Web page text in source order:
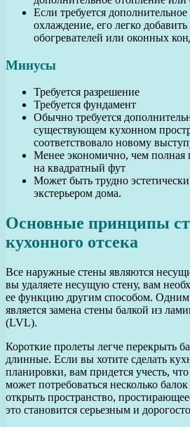
Если требуется
охлаждение, его легко
обогревателей или оконных
Минусы
Требуется разрешение
Требуется фундамент
Обычно требуется
существующем кухонном
соответствовало новому
Менее экономично, чем полная
на квадратный фут
Может быть трудно
экстерьером дома.
Основные принципы
кухонного отсека
Все наружные стены являются
вы удаляете несущую стену, вам
ее функцию другим способом.
является замена стены балкой из
(LVL).
Короткие пролеты легче перекрыть
длинные. Если вы хотите сделать
планировки, вам придется учесть,
может потребоваться несколько
открыть пространство,
это становится серьезным и